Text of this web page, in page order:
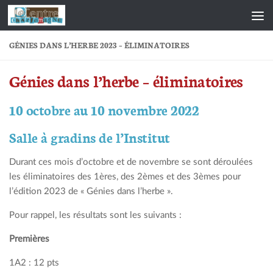
Skip to content
GÉNIES DANS L’HERBE 2023 – ÉLIMINATOIRES
Génies dans l’herbe – éliminatoires
10 octobre au 10 novembre 2022
Salle à gradins de l’Institut
Durant ces mois d’octobre et de novembre se sont déroulées
les éliminatoires des 1ères, des 2èmes et des 3èmes pour
l’édition 2023 de « Génies dans l’herbe ».
Pour rappel, les résultats sont les suivants :
Premières
1A2 : 12 pts